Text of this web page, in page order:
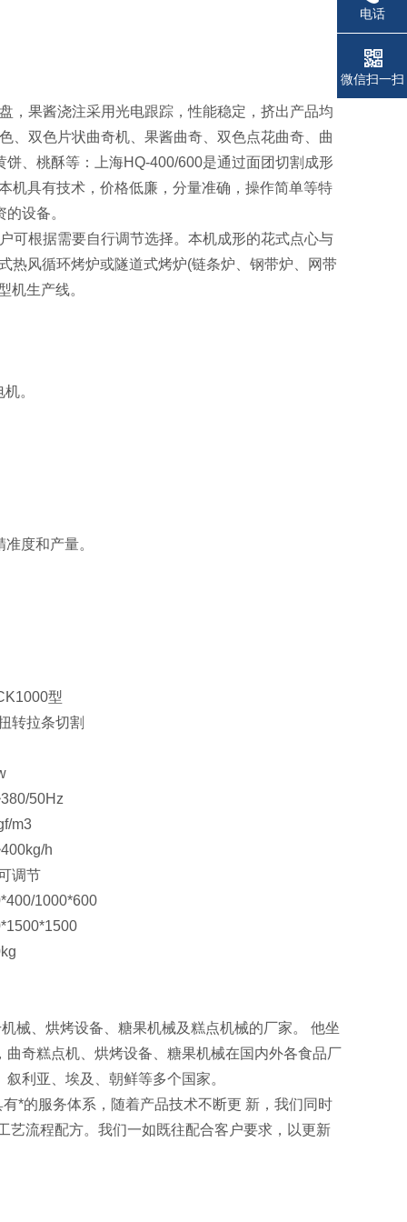
，果酱浇注采用光电跟踪，性能稳定，挤出产品均
、双色片状曲奇机、果酱曲奇、双色点花曲奇、曲
、桃酥等：上海HQ-400/600是通过面团切割成形
机具有技术，价格低廉，分量准确，操作简单等特
设备。
可根据需要自行调节选择。本机成形的花式点心与
热风循环烤炉或隧道式烤炉(链条炉、钢带炉、网带
机生产线。
。
度和产量。
型
转拉条切割
50Hz
m3
h
调节
1000*600
械、烘烤设备、糖果机械及糕点机械的厂家。 他坐
奇糕点机、烘烤设备、糖果机械在国内外各食品厂
利亚、埃及、朝鲜等多个国家。
*的服务体系，随着产品技术不断更 新，我们同时
艺流程配方。我们一如既往配合客户要求，以更新
电话
微信扫一扫